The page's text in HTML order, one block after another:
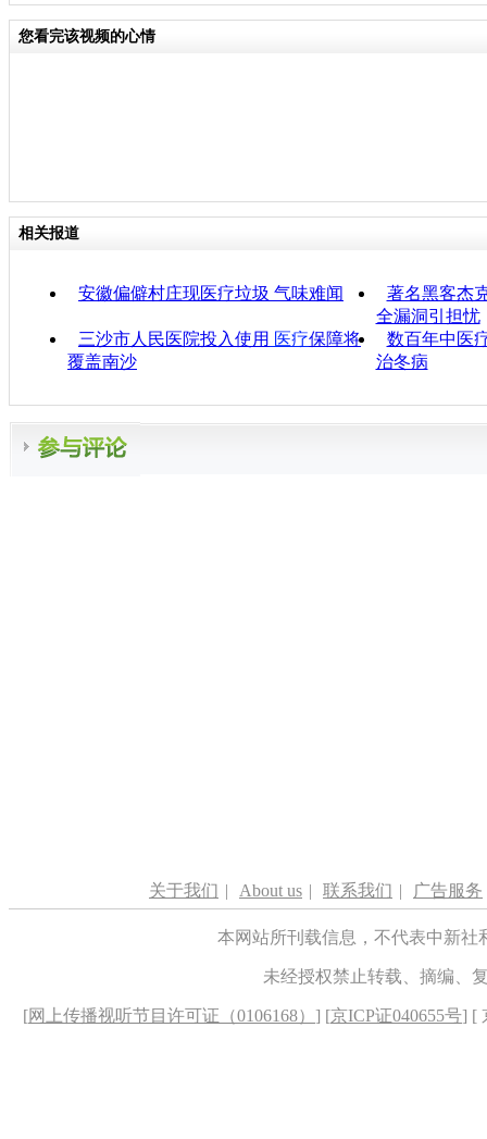
您看完该视频的心情
相关报道
安徽偏僻村庄现医疗垃圾 气味难闻
著名黑客杰
全漏洞引担忧
三沙市人民医院投入使用 医疗保障将
覆盖南沙
数百年中医
治冬病
关于我们 | About us | 联系我们 | 广告服务
本网站所刊载信息，不代表中新
未经授权禁止转载、摘编、
[网上传播视听节目许可证（0106168） ] [京ICP证040655号] [